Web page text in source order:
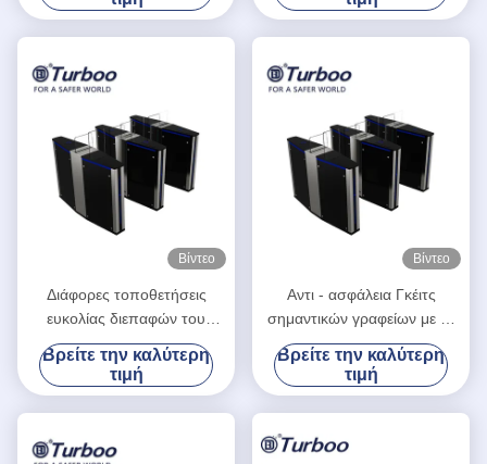
πυλών εμποδίων
χτυπημάτων στη στάση
λεωφορείου
εμποδίων χτυπημάτων για τα
λούνα παρκ
Βίντεο
Διάφορες τοποθετήσεις
ευκολίας διεπαφών του
Γκέιτς ασφάλειας γραφείων
ανάλυσης αισθητήρων
Βρείτε την καλύτερη
τιμή
Βίντεο
Αντι - ασφάλεια Γκέιτς
σημαντικών γραφείων με το
δείκτη κατεύθυνσης των
οδηγήσεων
Βρείτε την καλύτερη
τιμή